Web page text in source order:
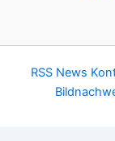
RSS News